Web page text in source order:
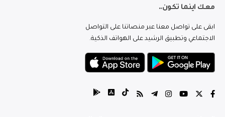
معك اينما تكون..
ابقى على تواصل معنا عبر منصاتنا على التواصل
الاجتماعي وتطبيق الرشيد على الهواتف الذكية.